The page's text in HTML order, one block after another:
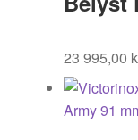
23 995,00